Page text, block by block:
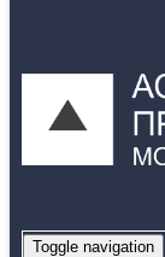
Toggle navigation